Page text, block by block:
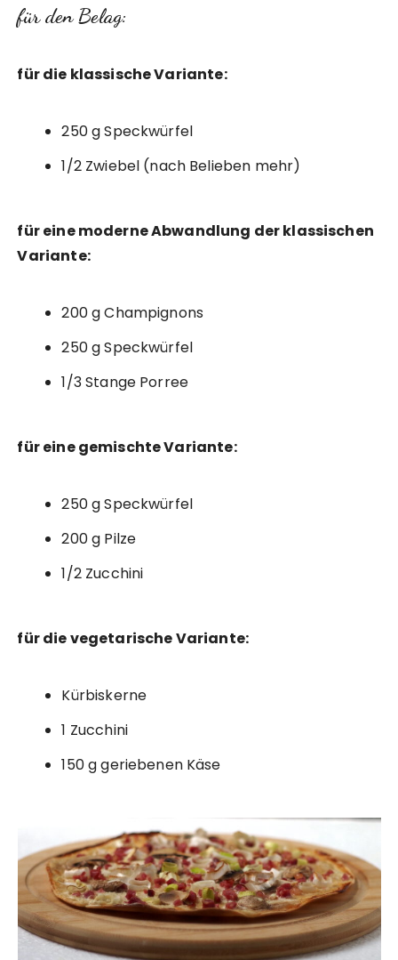
für den Belag:
für die klassische Variante:
250 g Speckwürfel
1/2 Zwiebel (nach Belieben mehr)
für eine moderne Abwandlung der klassischen
Variante:
200 g Champignons
250 g Speckwürfel
1/3 Stange Porree
für eine gemischte Variante:
250 g Speckwürfel
200 g Pilze
1/2 Zucchini
für die vegetarische Variante:
Kürbiskerne
1 Zucchini
150 g geriebenen Käse